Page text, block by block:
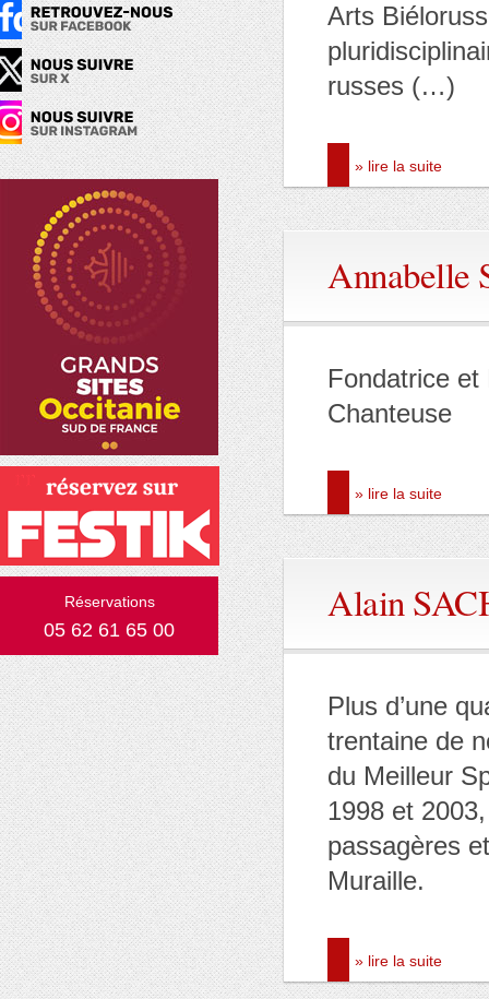
Réservations
05 62 61 65 00
Arts
russes (…)
» lire la suite
Annabelle
Fondatrice
Chanteuse
» lire la suite
Alain
Plus d’une
trentaine de
du Meilleur
1998 et
passagères
Muraille.
» lire la suite